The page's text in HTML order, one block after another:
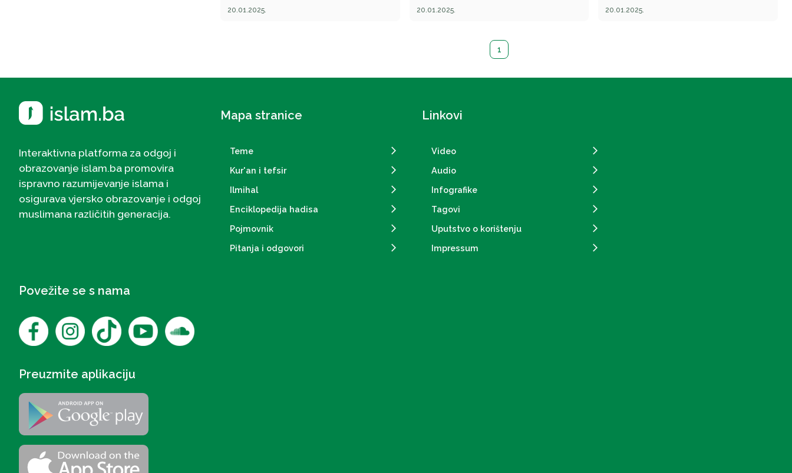
20.01.2025. 20.01.2025. 20.01.2025.
1
Interaktivna platforma za odgoj i
obrazovanje islam.ba promovira
ispravno razumijevanje islama i
osigurava vjersko obrazovanje i odgoj
muslimana različitih generacija.
Mapa stranice
Teme
Kur'an i tefsir
Ilmihal
Enciklopedija hadisa
Pojmovnik
Pitanja i odgovori
Linkovi
Video
Audio
Infografike
Tagovi
Uputstvo o korištenju
Impressum
Povežite se s nama
Preuzmite aplikaciju